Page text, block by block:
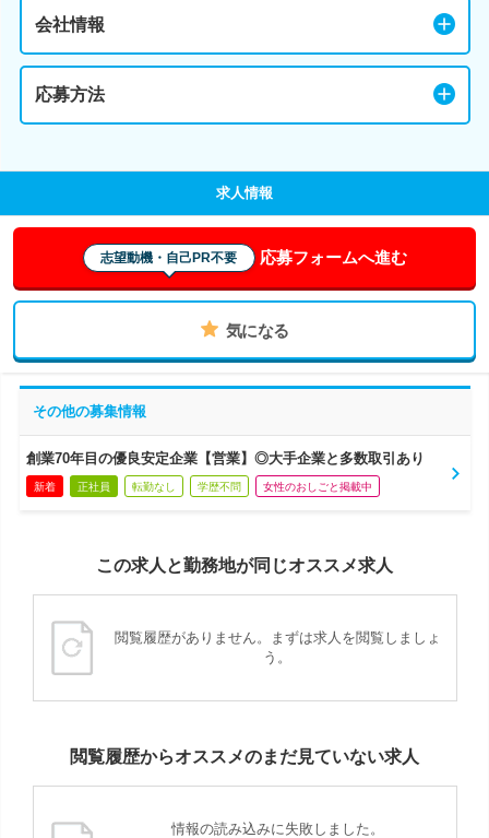
会社情報
応募方法
求人情報
志望動機・自己PR不要 応募フォームへ進む
気になる
その他の募集情報
創業70年目の優良安定企業【営業】◎大手企業と多数取引あり
新着 正社員 転勤なし 学歴不問 女性のおしごと掲載中
この求人と勤務地が同じオススメ求人
閲覧履歴がありません。まずは求人を閲覧しましょ
う。
閲覧履歴からオススメのまだ見ていない求人
情報の読み込みに失敗しました。